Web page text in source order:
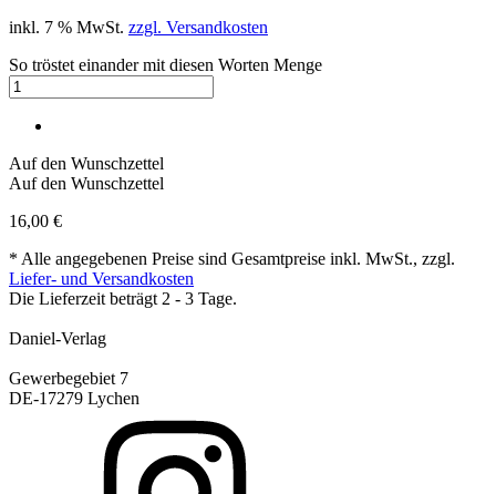
inkl. 7 % MwSt. zzgl. Versandkosten
So tröstet einander mit diesen Worten Menge
Auf den Wunschzettel
Auf den Wunschzettel
16,00 €
* Alle angegebenen Preise sind Gesamtpreise inkl. MwSt., zzgl.
Liefer- und Versandkosten
Die Lieferzeit beträgt 2 - 3 Tage.
Daniel-Verlag
Gewerbegebiet 7
DE-17279 Lychen